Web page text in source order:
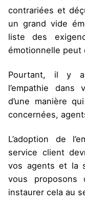
contrariées et
un grand vide
liste des
émotionnelle peut
Pourtant, il y a
l’empathie
d’une manière
concernées,
L’adoption de
service client
vos agents et la
vous
instaurer cela au